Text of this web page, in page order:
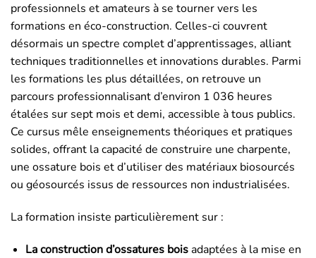
professionnels et amateurs à se tourner vers les
formations en éco-construction. Celles-ci couvrent
désormais un spectre complet d’apprentissages, alliant
techniques traditionnelles et innovations durables. Parmi
les formations les plus détaillées, on retrouve un
parcours professionnalisant d’environ 1 036 heures
étalées sur sept mois et demi, accessible à tous publics.
Ce cursus mêle enseignements théoriques et pratiques
solides, offrant la capacité de construire une charpente,
une ossature bois et d’utiliser des matériaux biosourcés
ou géosourcés issus de ressources non industrialisées.
La formation insiste particulièrement sur :
La construction d’ossatures boisadaptées à la mise en